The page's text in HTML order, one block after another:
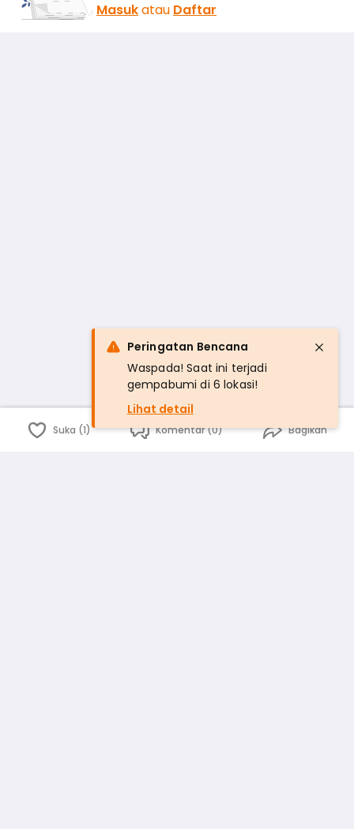
Masukatau Daftar
Suka (1) Komentar (0) Bagikan
Peringatan Bencana
Waspada! Saat ini terjadi
gempabumi di 6 lokasi!
Lihat detail